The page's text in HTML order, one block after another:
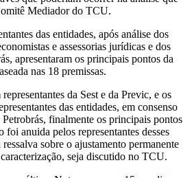
Mediador do TCU.
das entidades, após análise dos
e assessorias jurídicas e dos
apresentaram os principais pontos da
nas 18 premissas.
da Sest e da Previc, e os
das entidades, em consenso
Petrobrás, finalmente os principais pontos
foi anuida pelos representantes desses
sobre o ajustamento permanente
seja discutido no TCU.